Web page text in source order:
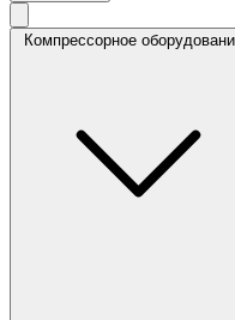
Компрессорное